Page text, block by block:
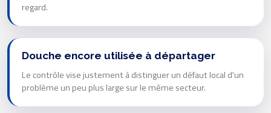
regard.
Douche encore utilisée à départager
Le contrôle vise justement à distinguer un défaut local d'un
problème un peu plus large sur le même secteur.